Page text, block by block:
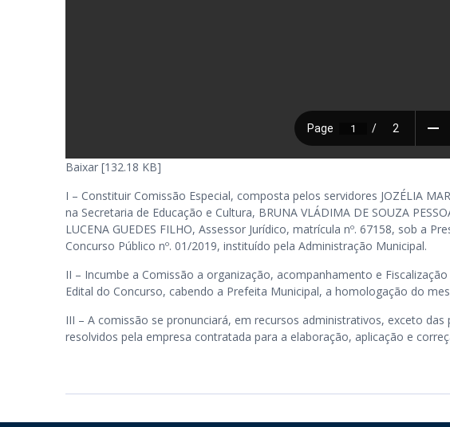
Baixar [132.18 KB]
I – Constituir Comissão Especial, composta pelos servidores JOZÉLIA
na Secretaria de Educação e Cultura, BRUNA VLÁDIMA DE SOUZA
LUCENA GUEDES FILHO, Assessor Jurídico, matrícula nº. 67158, sob a
Concurso Público nº. 01/2019, instituído pela Administração Municipal.
II – Incumbe a Comissão a organização, acompanhamento e
Edital do Concurso, cabendo a Prefeita Municipal, a homologação do
III – A comissão se pronunciará, em recursos administrativos, exceto
resolvidos pela empresa contratada para a elaboração, aplicação e